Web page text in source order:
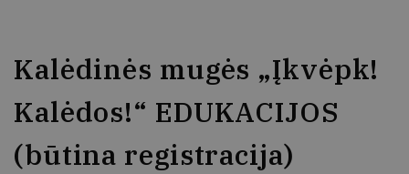
Kalėdinės mugės „Įkvėpk!
Kalėdos!“ EDUKACIJOS
(būtina registracija)